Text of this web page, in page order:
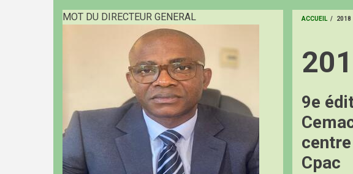
MOT DU DIRECTEUR GENERAL ACCUEIL / 2018
9e
Cpac